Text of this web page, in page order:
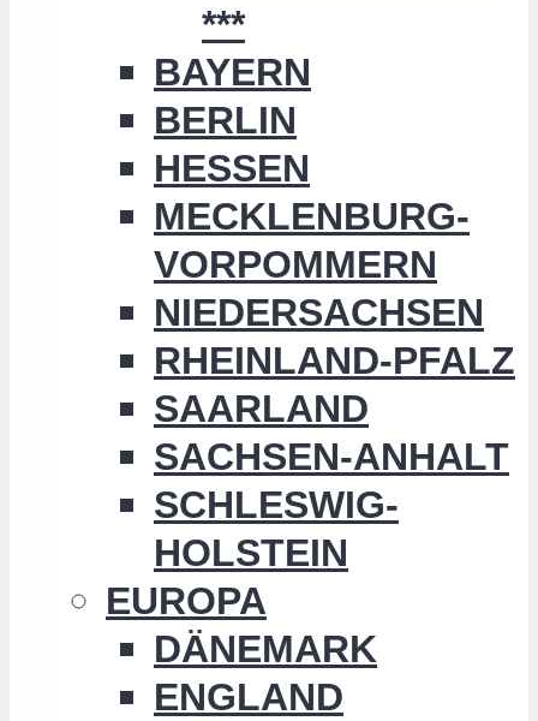
***
BAYERN
BERLIN
HESSEN
MECKLENBURG-
VORPOMMERN
NIEDERSACHSEN
RHEINLAND-PFALZ
SAARLAND
SACHSEN-ANHALT
SCHLESWIG-
HOLSTEIN
EUROPA
DÄNEMARK
ENGLAND